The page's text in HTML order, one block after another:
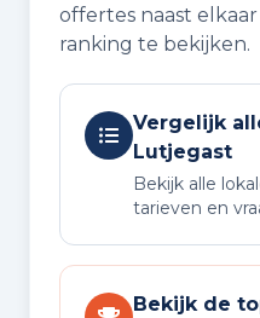
offertes naast
ranking te bekijken.
Vergelijk
Lutjegast
Bekijk alle
tarieven en
Bekijk de